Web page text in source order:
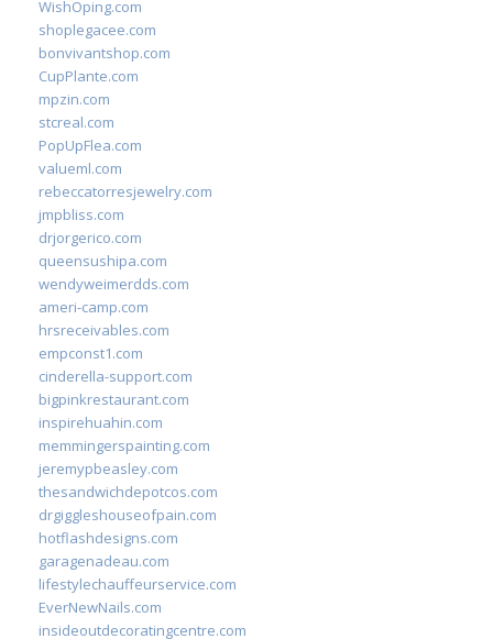
WishOping.com
shoplegacee.com
bonvivantshop.com
CupPlante.com
mpzin.com
stcreal.com
PopUpFlea.com
valueml.com
rebeccatorresjewelry.com
jmpbliss.com
drjorgerico.com
queensushipa.com
wendyweimerdds.com
ameri-camp.com
hrsreceivables.com
empconst1.com
cinderella-support.com
bigpinkrestaurant.com
inspirehuahin.com
memmingerspainting.com
jeremypbeasley.com
thesandwichdepotcos.com
drgiggleshouseofpain.com
hotflashdesigns.com
garagenadeau.com
lifestylechauffeurservice.com
EverNewNails.com
insideoutdecoratingcentre.com